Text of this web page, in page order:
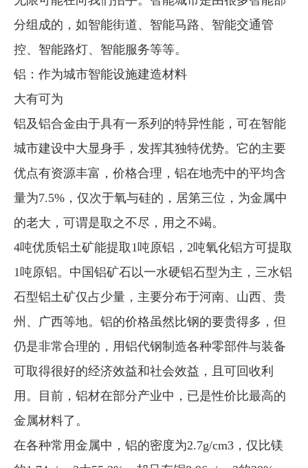
数字报
分组成的，如智能街道、智能马路、智能交通管
控、智能路灯、智能服务等等。
铝：作为城市智能设施建造材料
大有可为
铝及铝合金由于具有一系列的特异性能，可在智能
城市建设中大显身手，发挥其独特优势。它的主要
优点有资源丰富，价格合理，铝在地壳中的平均含
量为7.5%，仅次于氧与硅的，居第三位，为金属中
的老大，可谓是取之不尽，用之不竭。
4吨优质铝土矿能提取1吨原铝，2吨氧化铝方可提取
1吨原铝。中国铝矿石以一水硬铝石型为主，三水铝
石型铝土矿仅占少量，主要分布于河南、山西、贵
州、广西等地。铝的价格虽然比钢的要贵得多，但
仍是非常合理的，用铝代钢制造各种零部件与装备
可取得很好的经济效益和社会效益，且可回收利
用。目前，铝材在部分产业中，已是性价比最高的
金属材料了。
在各种常用金属中，铝的密度为2.7g/cm3，仅比镁